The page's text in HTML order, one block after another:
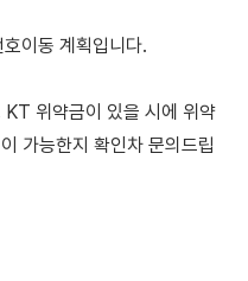
이동 계획입니다.
위약금이 있을 시에 위약
가능한지 확인차 문의드립